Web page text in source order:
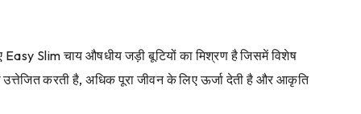
Slim चाय औषधीय जड़ी बूटियों का मिश्रण है जिसमें विशेष
करती है, अधिक पूरा जीवन के लिए ऊर्जा देती है और आकृति